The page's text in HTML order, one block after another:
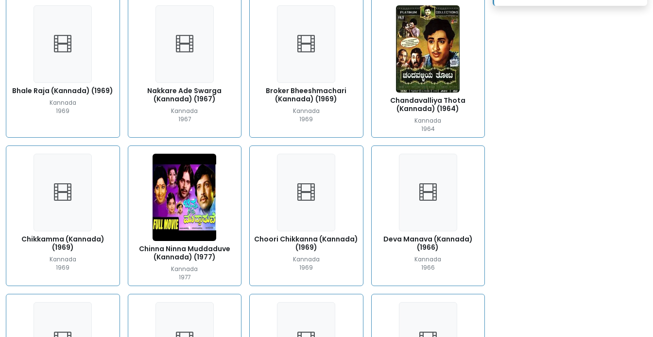
Bhale Raja (Kannada) (1969)
Kannada
1969
Nakkare Ade Swarga
(Kannada) (1967)
Kannada
1967
Broker Bheeshmachari
(Kannada) (1969)
Kannada
1969
Chandavalliya Thota
(Kannada) (1964)
Kannada
1964
Chikkamma (Kannada)
(1969)
Kannada
1969
Chinna Ninna Muddaduve
(Kannada) (1977)
Kannada
1977
Choori Chikkanna (Kannada)
(1969)
Kannada
1969
Deva Manava (Kannada)
(1966)
Kannada
1966